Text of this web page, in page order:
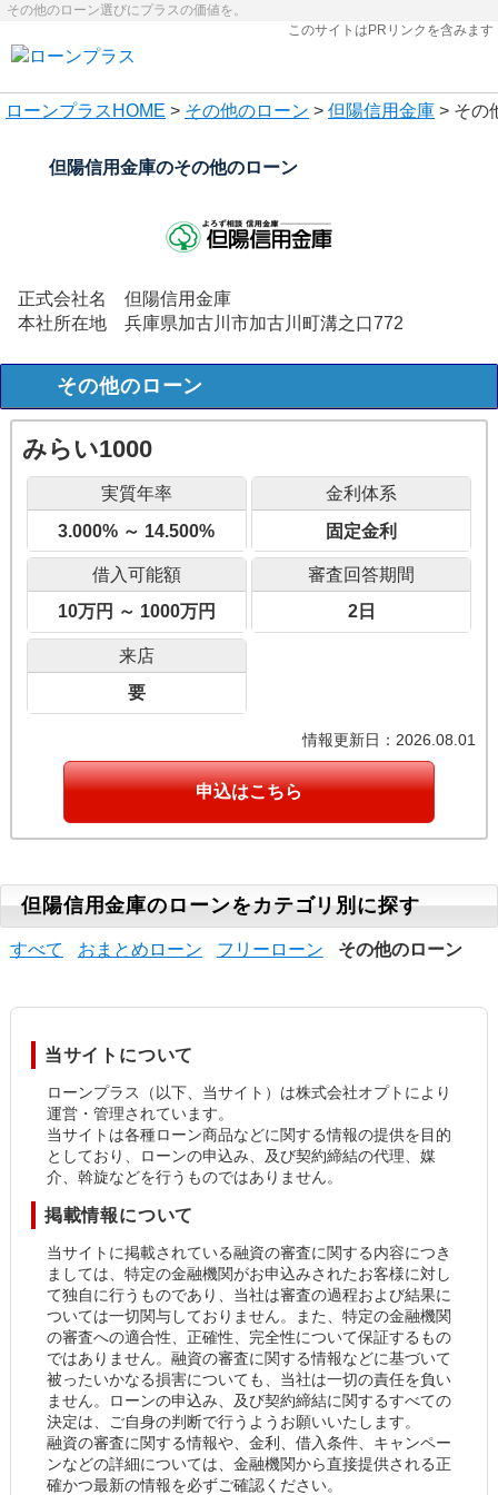
その他のローン選びにプラスの価値を。
このサイトはPRリンクを含みます
ローンプラス HOME > その他のローン > 但陽信用金庫 > その
但陽信用金庫のその他のローン
正式会社名
但陽信用金庫
本社所在地
兵庫県加古川市加古川町溝之口772
その他のローン
情報更新日：2026.08.01
みらい1000
実質年率
3.000% ～ 14.500%
金利体系
固定金利
借入可能額
10万円 ～ 1000万円
審査回答期間
2日
来店
要
申込はこちら
但陽信用金庫のローンをカテゴリ別に探す
すべて おまとめローン フリーローン その他のローン
当サイトについて
ローンプラス（以下、当サイト）は株式会社オプトにより
運営・管理されています。
当サイトは各種ローン商品などに関する情報の提供を目的
としており、ローンの申込み、及び契約締結の代理、媒
介、斡旋などを行うものではありません。
掲載情報について
当サイトに掲載されている融資の審査に関する内容につき
ましては、特定の金融機関がお申込みされたお客様に対し
て独自に行うものであり、当社は審査の過程および結果に
ついては一切関与しておりません。また、特定の金融機関
の審査への適合性、正確性、完全性について保証するもの
ではありません。融資の審査に関する情報などに基づいて
被ったいかなる損害についても、当社は一切の責任を負い
ません。ローンの申込み、及び契約締結に関するすべての
決定は、ご自身の判断で行うようお願いいたします。
融資の審査に関する情報や、金利、借入条件、キャンペー
ンなどの詳細については、金融機関から直接提供される正
確かつ最新の情報を必ずご確認ください。